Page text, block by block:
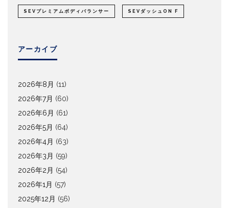
SEVプレミアムボディバランサー SEVダッシュON F
アーカイブ
2026年8月 (11)
2026年7月 (60)
2026年6月 (61)
2026年5月 (64)
2026年4月 (63)
2026年3月 (59)
2026年2月 (54)
2026年1月 (57)
2025年12月 (56)